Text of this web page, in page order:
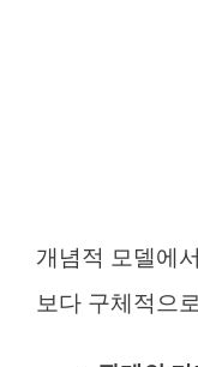
개념적 모델에
보다 구체적으